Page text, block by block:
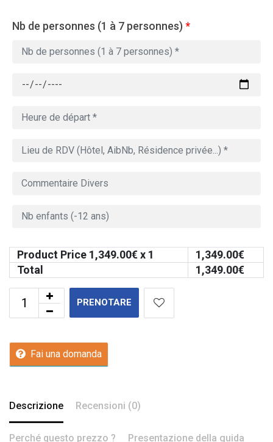
Nb de personnes (1 à 7 personnes) *
Product Price 1,349.00€ x 1 1,349.00€
Total
1,349.00€
PRENOTARE
Fai una domanda
Descrizione Recensioni (0)
Perché questo prezzo ? Presentazione della guida